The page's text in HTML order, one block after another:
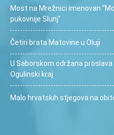
Most na Mrežnici imenovan
pukovnije Slunj”
Četiri brata Matovine u Oluji
U Saborskom održana
Ogulinski kraj
Malo hrvatskih stjegova na